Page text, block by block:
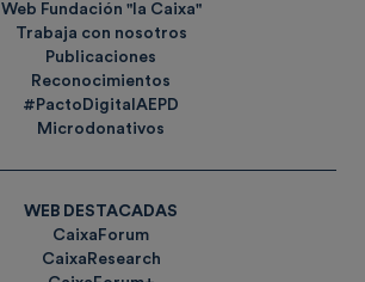
Web Fundación "la Caixa"
Trabaja con nosotros
Publicaciones
Reconocimientos
#PactoDigitalAEPD
Microdonativos
WEB DESTACADAS
CaixaForum
CaixaResearch